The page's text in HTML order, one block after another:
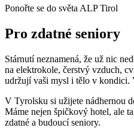
Ponořte se do světa ALP Tirol
Pro zdatné seniory
Stárnutí neznamená, že už nic
na elektrokole, čerstvý vzduch,
udržují vaši mysl i tělo v kondici.
V Tyrolsku si užijete nádhernou
Máme nejen špičkový hotel, ale
zdatné a budoucí seniory.